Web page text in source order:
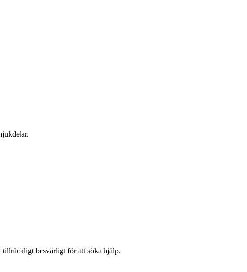
tillräckligt besvärligt för att söka hjälp.